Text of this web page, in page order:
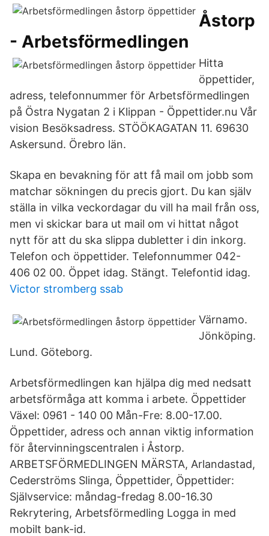
Åstorp
- Arbetsförmedlingen
Hitta
öppettider,
adress, telefonnummer för Arbetsförmedlingen
på Östra Nygatan 2 i Klippan - Öppettider.nu Vår
vision Besöksadress. STÖÖKAGATAN 11. 69630
Askersund. Örebro län.
Skapa en bevakning för att få mail om jobb som
matchar sökningen du precis gjort. Du kan själv
ställa in vilka veckordagar du vill ha mail från oss,
men vi skickar bara ut mail om vi hittat något
nytt för att du ska slippa dubletter i din inkorg.
Telefon och öppettider. Telefonnummer 042-
406 02 00. Öppet idag. Stängt. Telefontid idag.
Victor stromberg ssab
Värnamo.
Jönköping.
Lund. Göteborg.
Arbetsförmedlingen kan hjälpa dig med nedsatt
arbetsförmåga att komma i arbete. Öppettider
Växel: 0961 - 140 00 Mån-Fre: 8.00-17.00.
Öppettider, adress och annan viktig information
för återvinningscentralen i Åstorp.
ARBETSFÖRMEDLINGEN MÄRSTA, Arlandastad,
Cederströms Slinga, Öppettider, Öppettider:
Självservice: måndag-fredag 8.00-16.30
Rekrytering, Arbetsförmedling Logga in med
mobilt bank-id.